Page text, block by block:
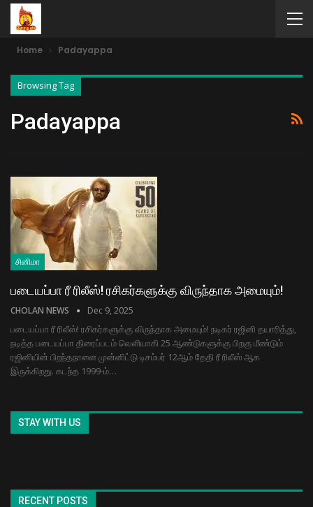
Home Padayappa
Browsing Tag
Padayappa
சினிமா
படையப்பா ரீ ரிலீஸ்! ரசிகர்களுக்கு விருந்தாக அமையும்!
CHOLAN NEWS Dec 9, 2025
படையப்பா ரீ ரிலீஸ்! ரசிகர்களுக்கு விருந்தாக அமையும்! நடிகர் ரஜினி தயாரித்து,
நடித்த படையப்பா திரைப்படம் வெளியாகி 25 ஆண்டுகளுக்கு பிறகு மீண்டும்
ரஜினியின் பிறந்தநாளை முன்னிட்டு டிசம்பர் 12ஆம் தேதி ரீ ரிலீஸ் ஆக
இருக்கிறது. கடந்த 1999-ம்…
STAY WITH US
RECENT POSTS